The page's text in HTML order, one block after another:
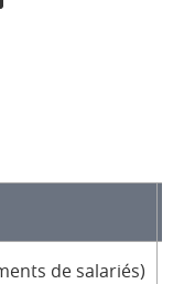
de salariés)